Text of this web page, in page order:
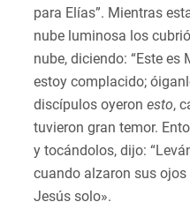
para Elías”. Mientras
nube luminosa los
nube, diciendo: “Este
estoy complacido;
discípulos oyeron esto,
tuvieron gran temor.
y tocándolos, dijo:
cuando alzaron sus
Jesús solo».